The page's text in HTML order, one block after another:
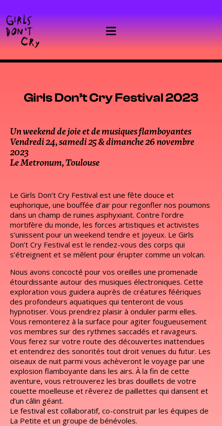
Girls Don’t Cry Festival 2023
Un weekend de joie et de musiques flamboyantes
Vendredi 24, samedi 25 & dimanche 26 novembre
2023
Le Metronum, Toulouse
Le Girls Don’t Cry Festival est une fête douce et
euphorique, une bouffée d’air pour regonfler nos poumons
dans un champ de ruines asphyxiant. Contre l’ordre
mortifère du monde, les forces artistiques et activistes
s’unissent pour un weekend tendre et joyeux. Le Girls
Don’t Cry Festival est le rendez-vous des corps qui
s’étreignent et se mêlent pour érupter comme un volcan.
Nous avons concocté pour vos oreilles une promenade
étourdissante autour des musiques électroniques. Cette
exploration vous guidera auprès de créatures féériques
des profondeurs aquatiques qui tenteront de vous
hypnotiser. Vous prendrez plaisir à onduler parmi elles.
Vous remonterez à la surface pour agiter fougueusement
vos membres sur des rythmes saccadés et ravageurs.
Vous ferez sur votre route des découvertes inattendues
et entendrez des sonorités tout droit venues du futur. Les
oiseaux de nuit parmi vous achèveront le voyage par une
explosion flamboyante dans les airs. À la fin de cette
aventure, vous retrouverez les bras douillets de votre
couette moelleuse et rêverez de paillettes qui dansent et
d’un câlin géant.
Le festival est collaboratif, co-construit par les équipes de
La Petite et un groupe de bénévoles.